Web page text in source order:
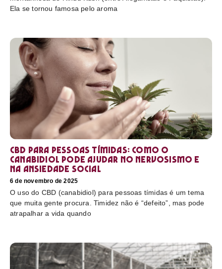
Ela se tornou famosa pelo aroma
CBD para pessoas tímidas: como o
canabidiol pode ajudar no nervosismo e
na ansiedade social
6 de novembro de 2025
O uso do CBD (canabidiol) para pessoas tímidas é um tema
que muita gente procura. Timidez não é “defeito”, mas pode
atrapalhar a vida quando